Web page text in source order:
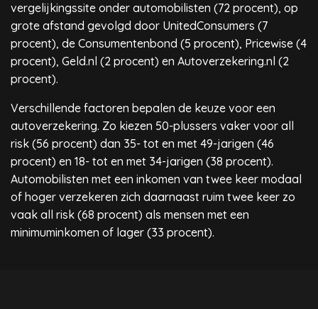
vergelijkingssite onder automobilisten (72 procent), op
grote afstand gevolgd door UnitedConsumers (7
procent), de Consumentenbond (5 procent), Pricewise (4
procent), Geld.nl (2 procent) en Autoverzekering.nl (2
procent).
Verschillende factoren bepalen de keuze voor een
autoverzekering. Zo kiezen 50-plussers vaker voor all
risk (56 procent) dan 35- tot en met 49-jarigen (46
procent) en 18- tot en met 34-jarigen (38 procent).
Automobilisten met een inkomen van twee keer modaal
of hoger verzekeren zich daarnaast ruim twee keer zo
vaak all risk (68 procent) als mensen met een
minimuminkomen of lager (33 procent).